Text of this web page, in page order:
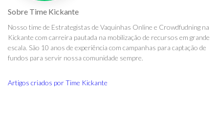
Sobre Time Kickante
Nosso time de Estrategistas de Vaquinhas Online e Crowdfudning na
Kickante com carreira pautada na mobilização de recursos em grande
escala. São 10 anos de experiência com campanhas para captação de
fundos para servir nossa comunidade sempre.
Artigos criados porTime Kickante